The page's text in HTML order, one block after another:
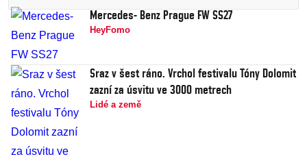
Mercedes- Benz Prague FW SS27
HeyFomo
Sraz v šest ráno. Vrchol festivalu Tóny Dolomit
zazní za úsvitu ve 3000 metrech
Lidé a země